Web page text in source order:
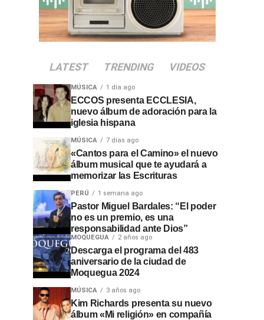
LATEST TRENDING VIDEOS
MÚSICA 1 día ago
ECCOS presenta ECCLESIA,
nuevo álbum de adoración para la
iglesia hispana
MÚSICA 7 días ago
«Cantos para el Camino» el nuevo
álbum musical que te ayudará a
memorizar las Escrituras
PERÚ 1 semana ago
Pastor Miguel Bardales: “El poder
no es un premio, es una
responsabilidad ante Dios”
MOQUEGUA 2 años ago
Descarga el programa del 483
aniversario de la ciudad de
Moquegua 2024
MÚSICA 3 años ago
Kim Richards presenta su nuevo
álbum «Mi religión» en compañía